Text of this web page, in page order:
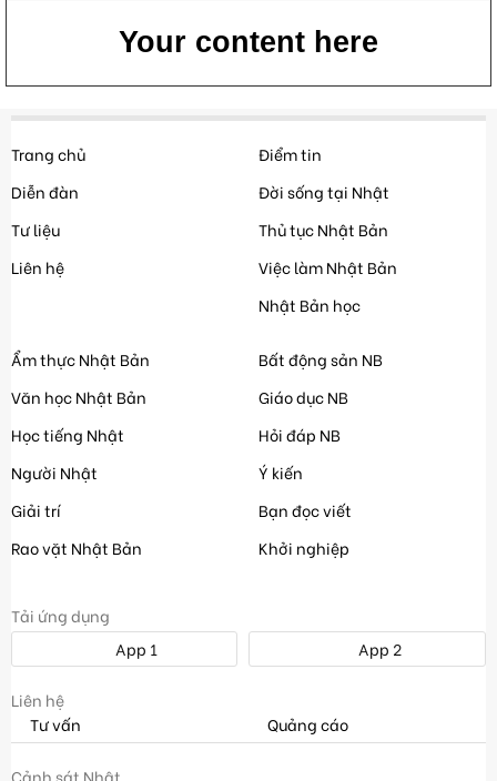
Your content here
Trang chủ
Diễn đàn
Tư liệu
Liên hệ
Điểm tin
Đời sống tại Nhật
Thủ tục Nhật Bản
Việc làm Nhật Bản
Nhật Bản học
Ẩm thực Nhật Bản
Văn học Nhật Bản
Học tiếng Nhật
Người Nhật
Giải trí
Rao vặt Nhật Bản
Bất động sản NB
Giáo dục NB
Hỏi đáp NB
Ý kiến
Bạn đọc viết
Khởi nghiệp
Tải ứng dụng
App 1
App 2
Liên hệ
Tư vấn
Quảng cáo